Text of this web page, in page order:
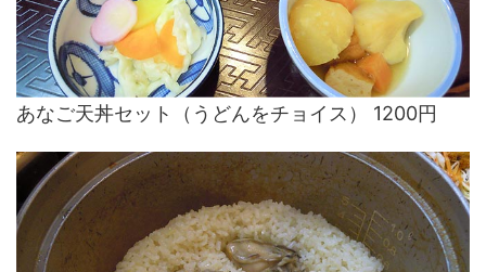
あなご天丼セット（うどんをチョイス） 1200円